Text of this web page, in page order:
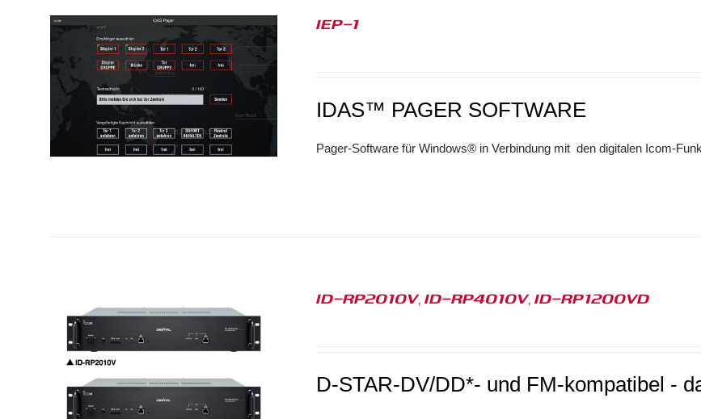
IEP-1
IDAS™ PAGER SOFTWARE
Pager-Software für Windows® in Verbindung mit den digitalen Icom-
ID-RP2010V, ID-RP4010V, ID-RP1200VD
D-STAR-DV/DD*- und FM-kompatibel -